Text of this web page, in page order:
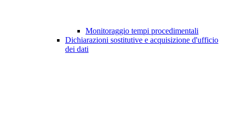
Monitoraggio tempi procedimentali
Dichiarazioni sostitutive e acquisizione d'ufficio
dei dati